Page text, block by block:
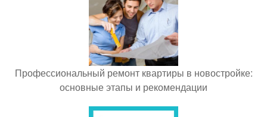
Профессиональный ремонт квартиры в новостройке:
основные этапы и рекомендации